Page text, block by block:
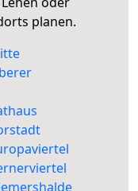
planen.